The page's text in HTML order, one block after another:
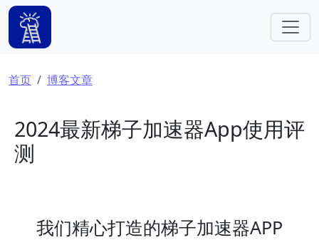
跳转到主要内容
面包屑
首页 博客文章
2024最新梯子加速器App使用评
测
我们精心打造的梯子加速器APP